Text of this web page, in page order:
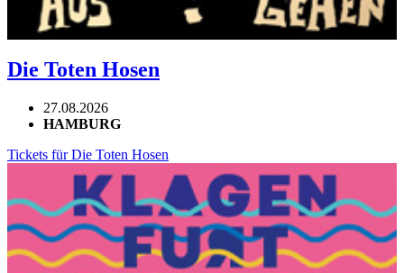
Die Toten Hosen
27.08.2026
HAMBURG
Tickets für Die Toten Hosen